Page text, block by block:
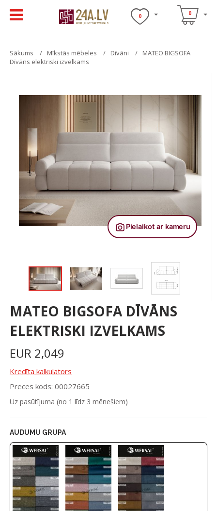
0 0
Sākums Mīkstās mēbeles Dīvāni
MATEO BIGSOFA
Dīvāns elektriski izvelkams
MATEO BIGSOFA DĪVĀNS
ELEKTRISKI IZVELKAMS
EUR 2,049
Kredīta kalkulators
Preces kods: 00027665
Uz pasūtījuma (no 1 līdz 3 mēnešiem)
AUDUMU GRUPA